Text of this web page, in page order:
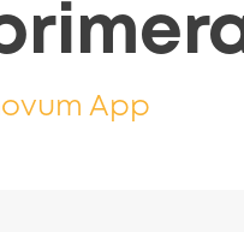
App